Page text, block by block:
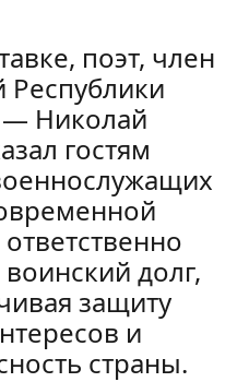
поэт, член
Республики
Николай
гостям
долг,
защиту
и
страны.